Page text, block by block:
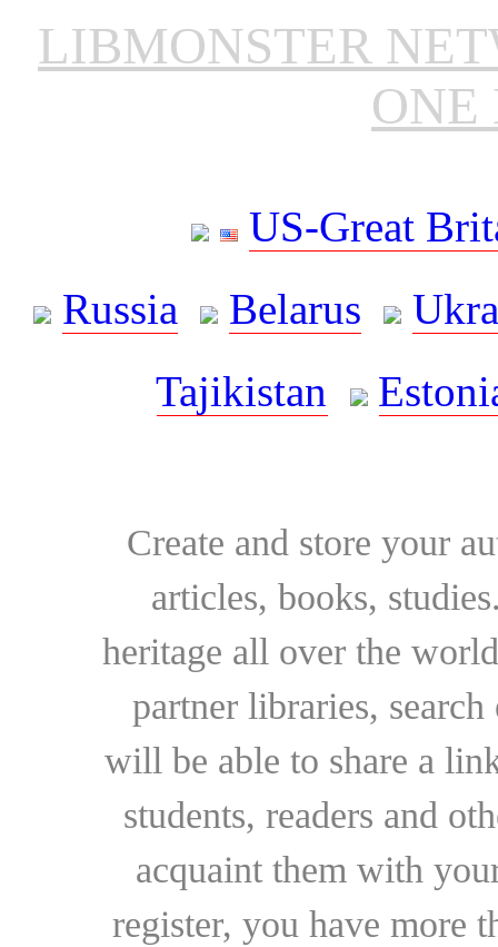
LIBMONSTER
ONE
US-Great
Russia
Belarus
Tajikistan
Create and store your
articles, books,
heritage all over the
partner libraries,
will be able to share a
students, readers and
acquaint them with
register, you have more